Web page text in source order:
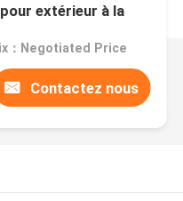
extérieur à la
：Negotiated Price
Contactez nous